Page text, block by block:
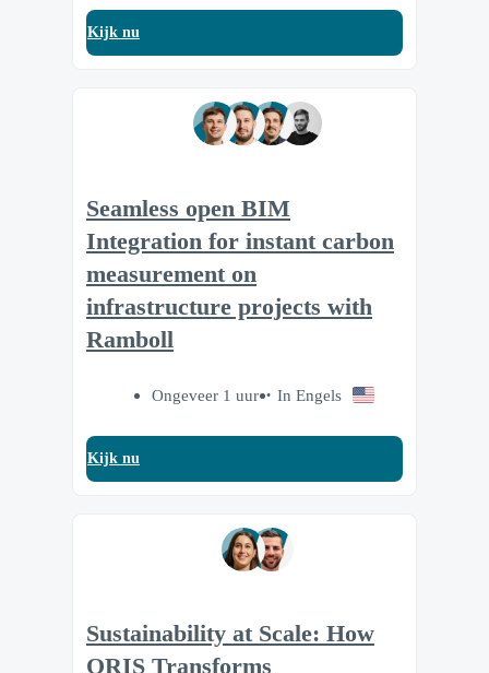
Kijk nu
Seamless open BIM
Integration for instant carbon
measurement on
infrastructure projects with
Ramboll
Ongeveer 1 uur In Engels
Kijk nu
Sustainability at Scale: How
ORIS Transforms